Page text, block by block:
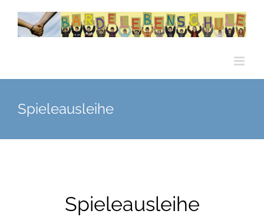
Zum
Inhalt
Spieleausleihe
Spieleausleihe